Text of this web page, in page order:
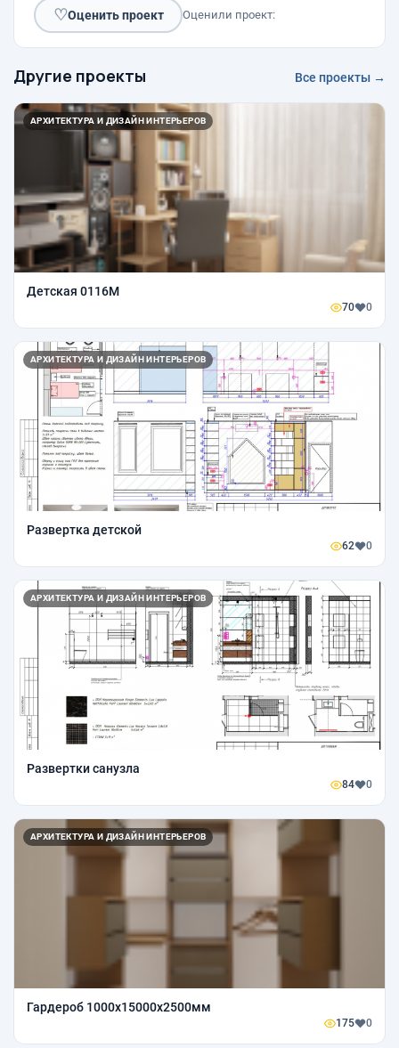
♡Оценить проект Оценили проект:
Другие проекты Все проекты →
АРХИТЕКТУРА И ДИЗАЙН ИНТЕРЬЕРОВ
Детская 0116М
70 0
АРХИТЕКТУРА И ДИЗАЙН ИНТЕРЬЕРОВ
Развертка детской
62 0
АРХИТЕКТУРА И ДИЗАЙН ИНТЕРЬЕРОВ
Развертки санузла
84 0
АРХИТЕКТУРА И ДИЗАЙН ИНТЕРЬЕРОВ
Гардероб 1000x15000x2500мм
175 0